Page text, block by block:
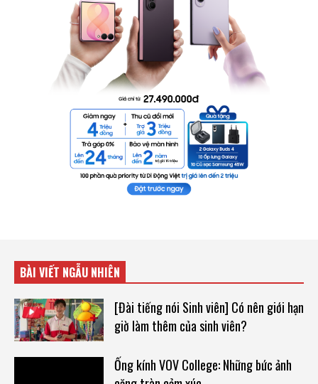
BÀI VIẾT NGẪU NHIÊN
[Đài tiếng nói Sinh viên] Có nên giới hạn
giờ làm thêm của sinh viên?
Ống kính VOV College: Những bức ảnh